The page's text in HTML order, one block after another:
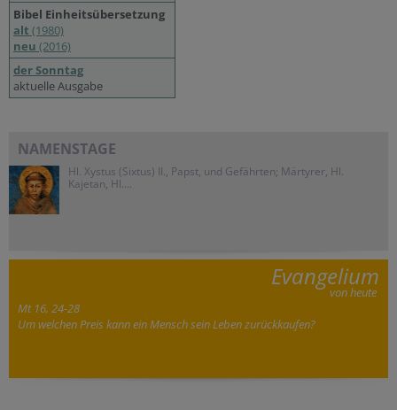
Bibel Einheitsübersetzung
alt (1980)
neu (2016)
der Sonntag
aktuelle Ausgabe
NAMENSTAGE
Hl. Xystus (Sixtus) II., Papst, und Gefährten; Märtyrer, Hl.
Kajetan, Hl....
Evangelium
von heute
Mt 16, 24-28
Um welchen Preis kann ein Mensch sein Leben zurückkaufen?